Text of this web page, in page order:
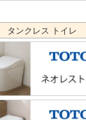
タンクレス トイレ